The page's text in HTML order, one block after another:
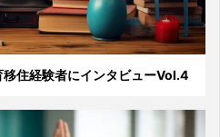
住経験者にインタビューVol.4